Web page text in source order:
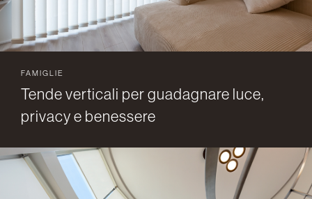
FAMIGLIE
Tende verticali per guadagnare luce,
privacy e benessere